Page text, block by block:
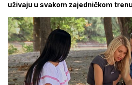
uživaju u svakom zajedničkom